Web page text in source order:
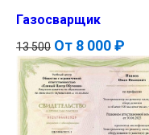
Газосварщик
13 500 От 8 000 ₽